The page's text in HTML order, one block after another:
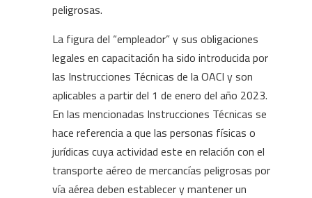
peligrosas.
La figura del “empleador” y sus obligaciones
legales en capacitación ha sido introducida por
las Instrucciones Técnicas de la OACI y son
aplicables a partir del 1 de enero del año 2023.
En las mencionadas Instrucciones Técnicas se
hace referencia a que las personas físicas o
jurídicas cuya actividad este en relación con el
transporte aéreo de mercancías peligrosas por
vía aérea deben establecer y mantener un